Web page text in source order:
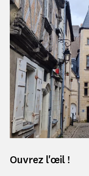
Ouvrez l'œil !